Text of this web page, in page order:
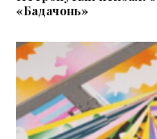
«Бадачонь»